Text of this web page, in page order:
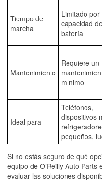
Tiempo de
marcha
Limitado por
capacidad
batería
Mantenimiento
Requiere un
mínimo
Ideal para
Teléfonos,
dispositivos
pequeños,
Si no estás seguro de qué
equipo de O’Reilly Auto
evaluar las soluciones